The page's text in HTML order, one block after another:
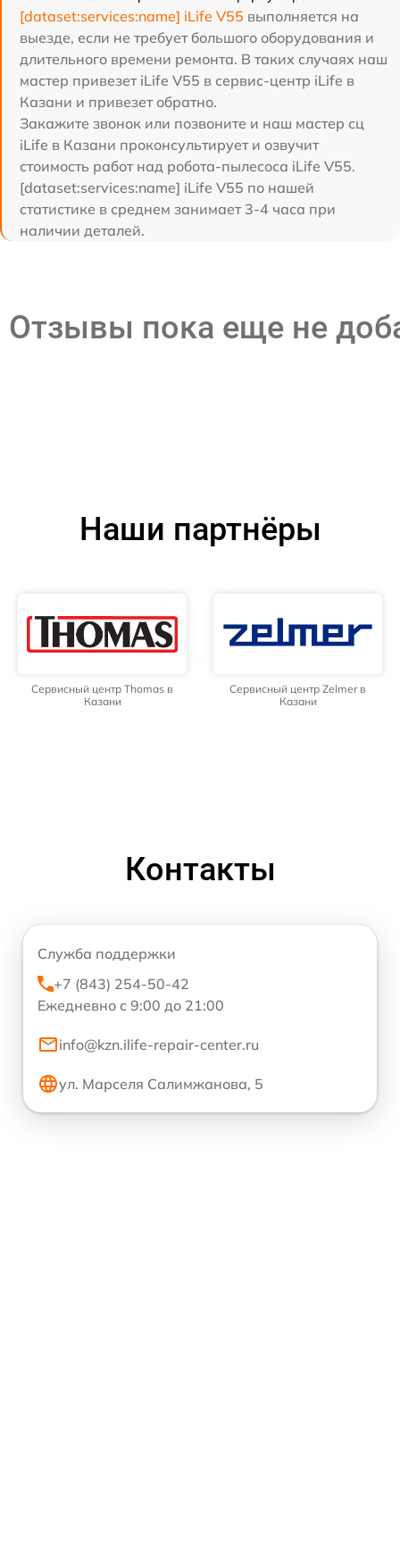
[dataset:services:name] iLife V55 выполняется на
выезде, если не требует большого оборудования и
длительного времени ремонта. В таких случаях наш
мастер привезет iLife V55 в сервис-центр iLife в
Казани и привезет обратно.
Закажите звонок или позвоните и наш мастер сц
iLife в Казани проконсультирует и озвучит
стоимость работ над робота-пылесоса iLife V55.
[dataset:services:name] iLife V55 по нашей
статистике в среднем занимает 3-4 часа при
наличии деталей.
Отзывы пока еще не
Наши партнёры
Сервисный центр Thomas в
Казани
Сервисный центр Zelmer в
Казани
Контакты
Служба поддержки
+7 (843) 254-50-42
Ежедневно с 9:00 до 21:00
info@kzn.ilife-repair-center.ru
ул. Марселя Салимжанова, 5